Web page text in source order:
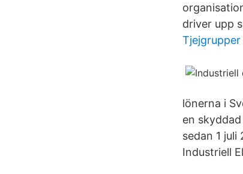
driver upp
lönerna i
en
sedan 1
Industriell